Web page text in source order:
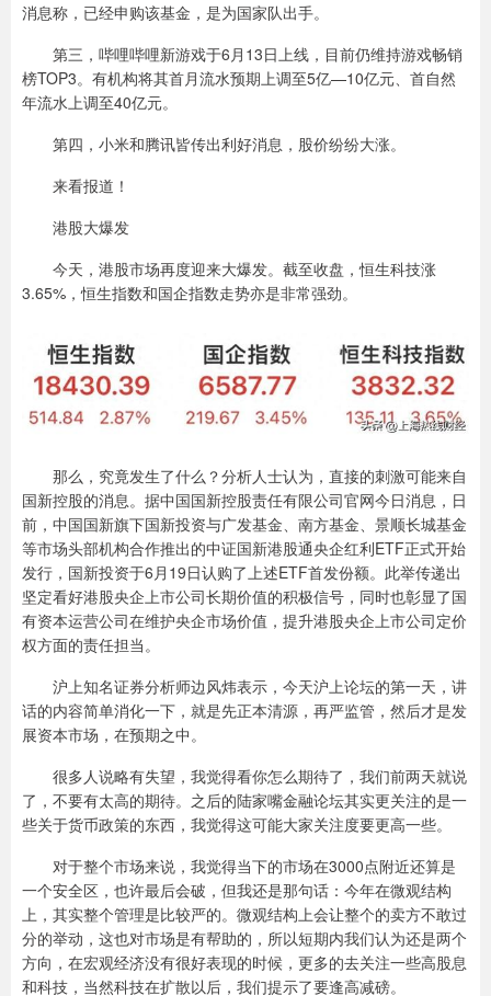
消息称，已经申购该基金，是为国家队出手。
第三，哔哩哔哩新游戏于6月13日上线，目前仍维持游戏畅销
榜TOP3。有机构将其首月流水预期上调至5亿—10亿元、首自然
年流水上调至40亿元。
第四，小米和腾讯皆传出利好消息，股价纷纷大涨。
来看报道！
港股大爆发
今天，港股市场再度迎来大爆发。截至收盘，恒生科技涨
3.65%，恒生指数和国企指数走势亦是非常强劲。
那么，究竟发生了什么？分析人士认为，直接的刺激可能来自
国新控股的消息。据中国国新控股责任有限公司官网今日消息，日
前，中国国新旗下国新投资与广发基金、南方基金、景顺长城基金
等市场头部机构合作推出的中证国新港股通央企红利ETF正式开始
发行，国新投资于6月19日认购了上述ETF首发份额。此举传递出
坚定看好港股央企上市公司长期价值的积极信号，同时也彰显了国
有资本运营公司在维护央企市场价值，提升港股央企上市公司定价
权方面的责任担当。
沪上知名证券分析师边风炜表示，今天沪上论坛的第一天，讲
话的内容简单消化一下，就是先正本清源，再严监管，然后才是发
展资本市场，在预期之中。
很多人说略有失望，我觉得看你怎么期待了，我们前两天就说
了，不要有太高的期待。之后的陆家嘴金融论坛其实更关注的是一
些关于货币政策的东西，我觉得这可能大家关注度要更高一些。
对于整个市场来说，我觉得当下的市场在3000点附近还算是
一个安全区，也许最后会破，但我还是那句话：今年在微观结构
上，其实整个管理是比较严的。微观结构上会让整个的卖方不敢过
分的举动，这也对市场是有帮助的，所以短期内我们认为还是两个
方向，在宏观经济没有很好表现的时候，更多的去关注一些高股息
和科技，当然科技在扩散以后，我们提示了要逢高减磅。